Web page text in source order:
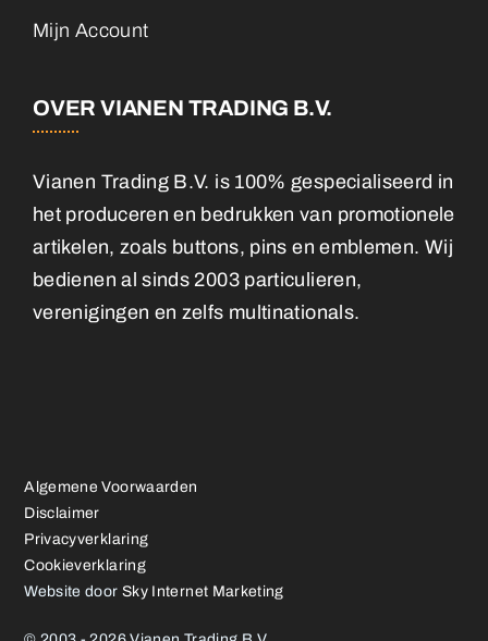
Mijn Account
OVER VIANEN TRADING B.V.
Vianen Trading B.V. is 100% gespecialiseerd in
het produceren en bedrukken van promotionele
artikelen, zoals buttons, pins en emblemen. Wij
bedienen al sinds 2003 particulieren,
verenigingen en zelfs multinationals.
Algemene Voorwaarden
Disclaimer
Privacyverklaring
Cookieverklaring
Website door Sky Internet Marketing